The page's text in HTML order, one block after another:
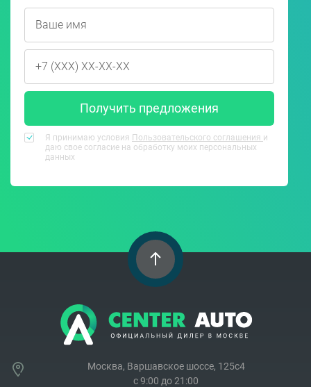
Получить предложения
Я принимаю условия Пользовательского соглашения и
даю свое согласие на обработку моих персональных
данных
Москва, Варшавское шоссе, 125с4
c 9:00 до 21:00